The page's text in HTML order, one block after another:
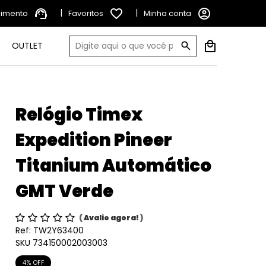
support_agent | Favoritos favorite_border | Minha conta account_circle
OUTLET
Relógio Timex
Expedition Pineer
Titanium Automático
GMT Verde
(Avalie agora!)
Ref: TW2Y63400
SKU 734150002003003
4% OFF